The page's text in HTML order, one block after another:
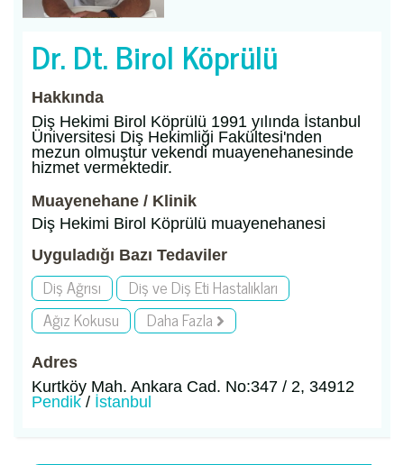
Dr. Dt. Birol Köprülü
Hakkında
Diş Hekimi Birol Köprülü 1991 yılında İstanbul
Üniversitesi Diş Hekimliği Fakültesi'nden
mezun olmuştur vekendi muayenehanesinde
hizmet vermektedir.
Muayenehane / Klinik
Diş Hekimi Birol Köprülü muayenehanesi
Uyguladığı Bazı Tedaviler
Diş Ağrısı
Diş ve Diş Eti Hastalıkları
Ağız Kokusu
Daha Fazla
Adres
Kurtköy Mah. Ankara Cad. No:347 / 2, 34912
Pendik / İstanbul